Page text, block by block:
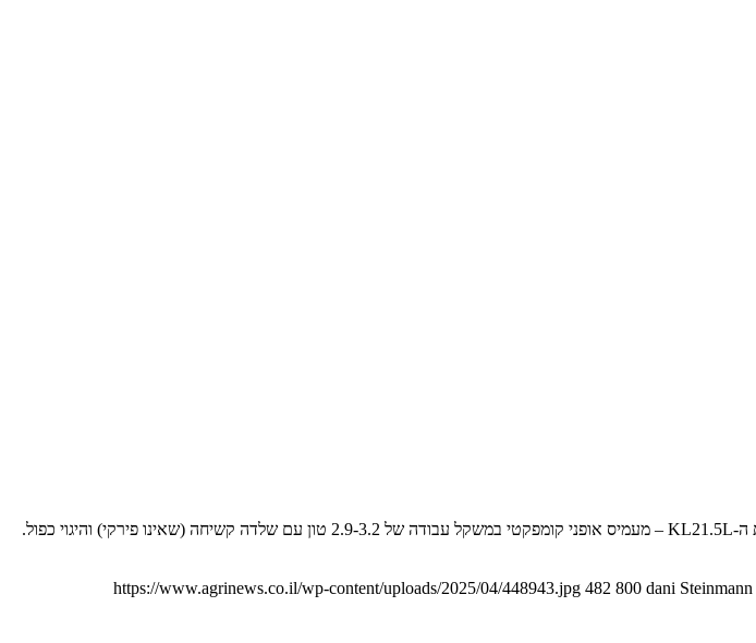
Kramer משיקה מעמיס קומפקטי עם היגוי הפוך ומימד רוחב צר במיוחד קרמר (Kramer) הגרמנייה משיקה את ה-KL21.5L – מעמיס אופני קומפקטי במשקל עבודה של 2.9-3.2 טון עם שלדה קשיחה (שאינו פירקי) והיגוי כפול.
https://www.agrinews.co.il/wp-content/uploads/2025/04/448943.jpg 482 800 dani Steinmann